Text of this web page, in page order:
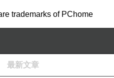
trademarks of PChome
最新文章